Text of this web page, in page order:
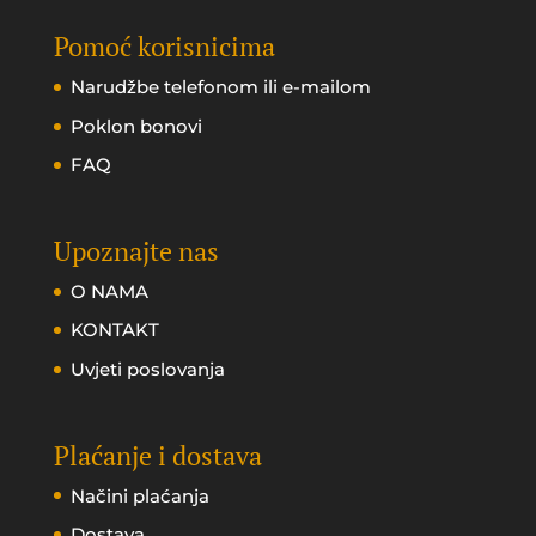
Pomoć korisnicima
Narudžbe telefonom ili e-mailom
Poklon bonovi
FAQ
Upoznajte nas
O NAMA
KONTAKT
Uvjeti poslovanja
Plaćanje i dostava
Načini plaćanja